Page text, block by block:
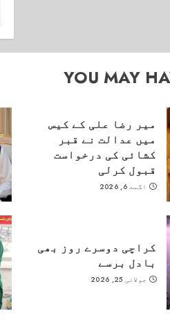
YOU MAY
میر رضا علی کے کیس
میں عدالت نے قبر
کشائی کی درخواست
قبول کرلی
اگست 6, 2026
کراچی دوسرے روز بھی
بادل برسے
جولائی 25, 2026